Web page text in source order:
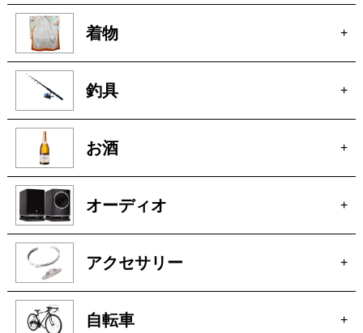
着物 +
釣具 +
お酒 +
オーディオ +
アクセサリー +
自転車 +